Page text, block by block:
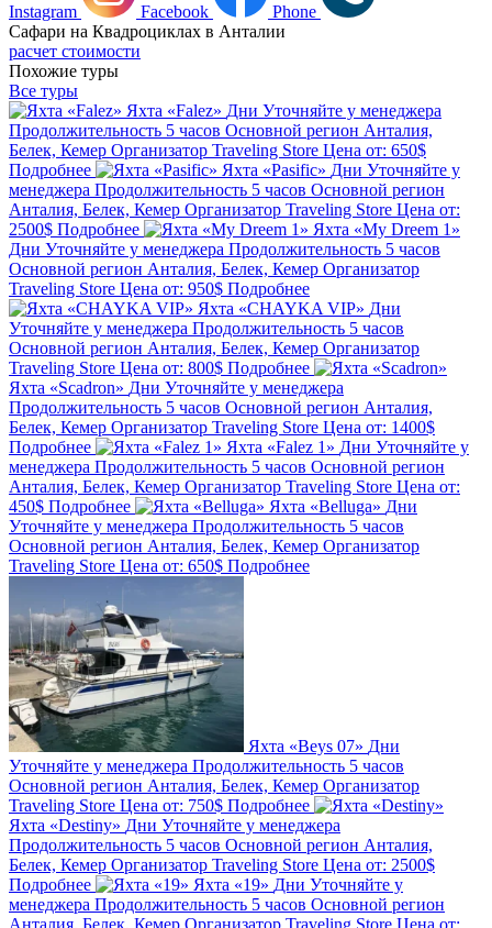
Instagram Facebook
Phone
Сафари на Квадроциклах в Анталии
расчет стоимости
Похожие туры
Все туры
Яхта «Falez» Дни Уточняйте у менеджера
Продолжительность 5 часов Основной регион Анталия,
Белек, Кемер Организатор Traveling Store Цена от: 650$
Подробнее
Яхта «Pasific» Дни Уточняйте у
менеджера Продолжительность 5 часов Основной регион
Анталия, Белек, Кемер Организатор Traveling Store Цена от:
2500$ Подробнее
Яхта «My Dreem 1»
Дни Уточняйте у менеджера Продолжительность 5 часов
Основной регион Анталия, Белек, Кемер Организатор
Traveling Store Цена от: 950$ Подробнее
Яхта «CHAYKA VIP» Дни
Уточняйте у менеджера Продолжительность 5 часов
Основной регион Анталия, Белек, Кемер Организатор
Traveling Store Цена от: 800$ Подробнее
Яхта «Scadron» Дни Уточняйте у менеджера
Продолжительность 5 часов Основной регион Анталия,
Белек, Кемер Организатор Traveling Store Цена от: 1400$
Подробнее
Яхта «Falez 1» Дни Уточняйте у
менеджера Продолжительность 5 часов Основной регион
Анталия, Белек, Кемер Организатор Traveling Store Цена от:
450$ Подробнее Яхта «Belluga» Дни
Уточняйте у менеджера Продолжительность 5 часов
Основной регион Анталия, Белек, Кемер Организатор
Traveling Store Цена от: 650$ Подробнее
Яхта «Beys 07» Дни
Уточняйте у менеджера Продолжительность 5 часов
Основной регион Анталия, Белек, Кемер Организатор
Traveling Store Цена от: 750$ Подробнее
Яхта «Destiny» Дни Уточняйте у менеджера
Продолжительность 5 часов Основной регион Анталия,
Белек, Кемер Организатор Traveling Store Цена от: 2500$
Подробнее
Яхта «19» Дни Уточняйте у
менеджера Продолжительность 5 часов Основной регион
Анталия, Белек, Кемер Организатор Traveling Store Цена от: